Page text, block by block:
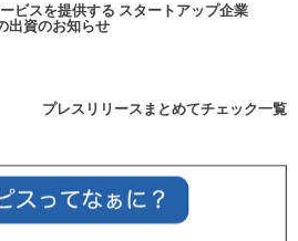
ビスを提供する スタートアップ企業
出資のお知らせ
プレスリリースまとめてチェック一覧